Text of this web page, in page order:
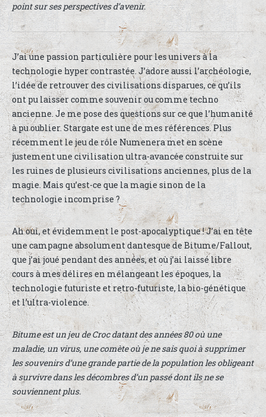
point sur ses perspectives d’avenir.
J’ai une passion particulière pour les univers à la
technologie hyper contrastée. J’adore aussi l’archéologie,
l’idée de retrouver des civilisations disparues, ce qu’ils
ont pu laisser comme souvenir ou comme techno
ancienne. Je me pose des questions sur ce que l’humanité
à pu oublier. Stargate est une de mes références. Plus
récemment le jeu de rôle Numenera met en scène
justement une civilisation ultra-avancée construite sur
les ruines de plusieurs civilisations anciennes, plus de la
magie. Mais qu’est-ce que la magie sinon de la
technologie incomprise ?
Ah oui, et évidemment le post-apocalyptique ! J’ai en tête
une campagne absolument dantesque de Bitume/Fallout,
que j’ai joué pendant des années, et où j’ai laissé libre
cours à mes délires en mélangeant les époques, la
technologie futuriste et retro-futuriste, la bio-génétique
et l’ultra-violence.
Bitume est un jeu de Croc datant des années 80 où une
maladie, un virus, une comète où je ne sais quoi à supprimer
les souvenirs d’une grande partie de la population les obligeant
à survivre dans les décombres d’un passé dont ils ne se
souviennent plus.